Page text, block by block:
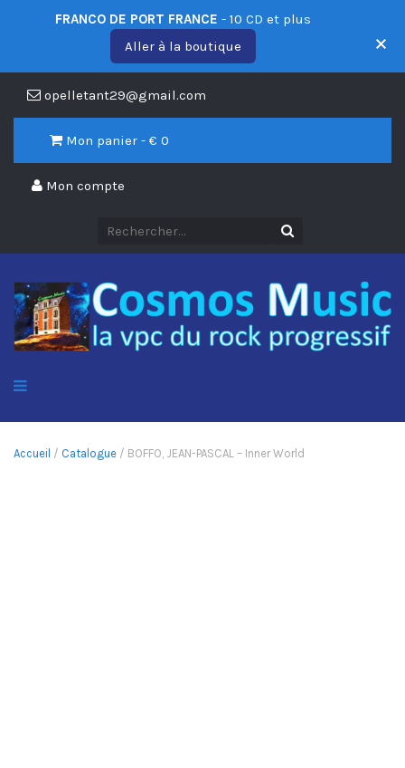
opelletant29@gmail.com
Mon panier - € 0
Mon compte
Accueil / Catalogue / BOFFO, JEAN-PASCAL – Inner World
FRANCO DE PORT FRANCE - 10 CD et plus
Aller à la boutique